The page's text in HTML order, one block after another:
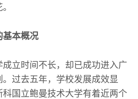
基本概况
立时间不长，却已成功进入广
过去五年，学校发展成效显
国立鲍曼技术大学有着近两个